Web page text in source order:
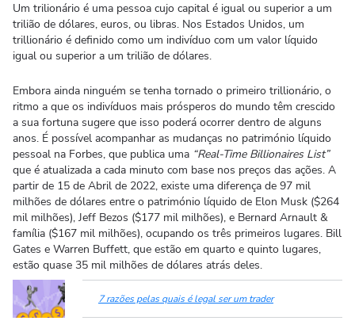
Um trilionário é uma pessoa cujo capital é igual ou superior a um
trilião de dólares, euros, ou libras. Nos Estados Unidos, um
trillionário é definido como um indivíduo com um valor líquido
igual ou superior a um trilião de dólares.
Embora ainda ninguém se tenha tornado o primeiro trillionário, o
ritmo a que os indivíduos mais prósperos do mundo têm crescido
a sua fortuna sugere que isso poderá ocorrer dentro de alguns
anos. É possível acompanhar as mudanças no património líquido
pessoal na Forbes, que publica uma “Real-Time Billionaires List”
que é atualizada a cada minuto com base nos preços das ações. A
partir de 15 de Abril de 2022, existe uma diferença de 97 mil
milhões de dólares entre o património líquido de Elon Musk ($264
mil milhões), Jeff Bezos ($177 mil milhões), e Bernard Arnault &
família ($167 mil milhões), ocupando os três primeiros lugares. Bill
Gates e Warren Buffett, que estão em quarto e quinto lugares,
estão quase 35 mil milhões de dólares atrás deles.
7 razões pelas quais é legal ser um trader